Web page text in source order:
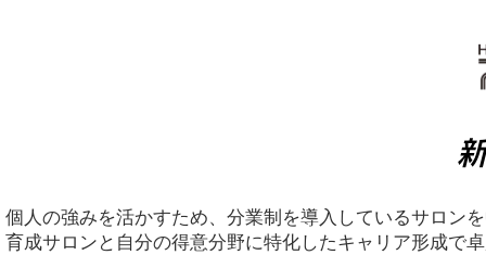
個人の強みを活かすため、分業制を導入しているサロン
育成サロンと自分の得意分野に特化したキャリア形成で